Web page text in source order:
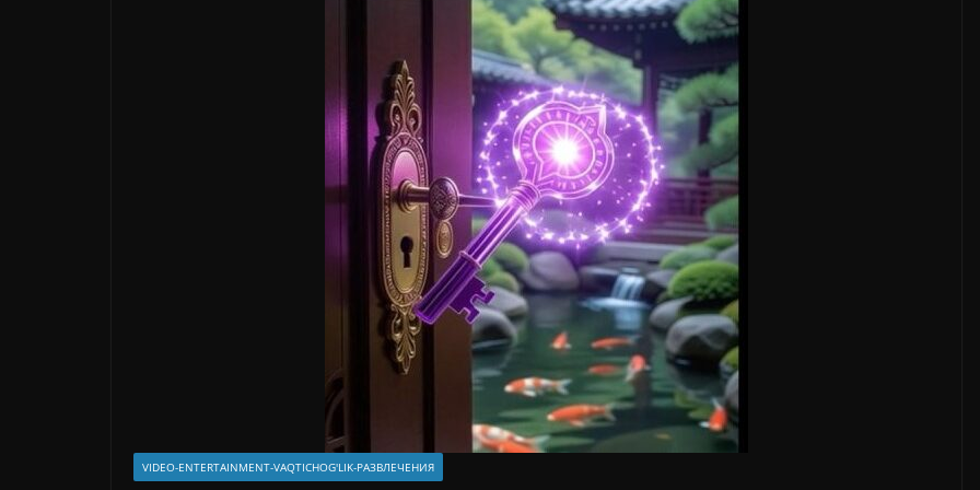
VIDEO-ENTERTAINMENT-VAQTICHOG'LIK-РАЗВЛЕЧЕНИЯ